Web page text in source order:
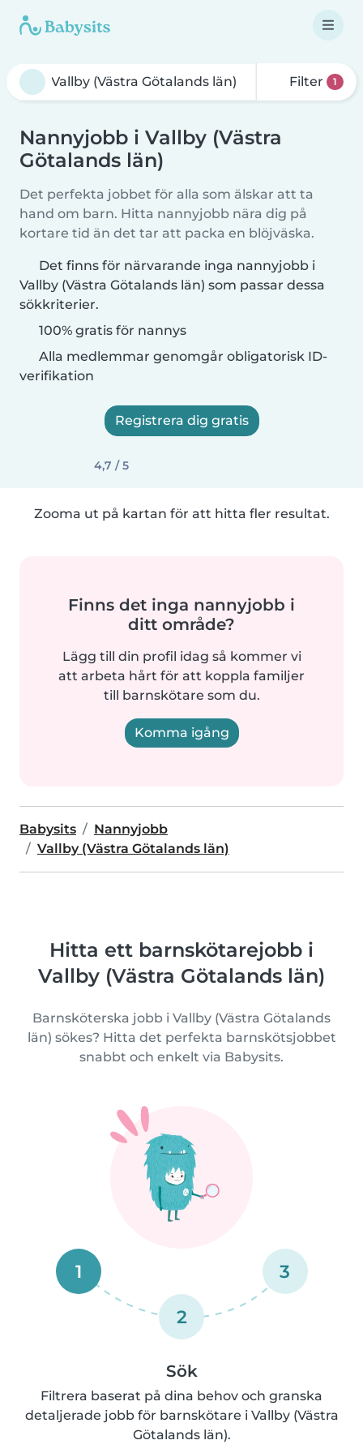
Filter 1
Nannyjobb i Vallby (Västra
Götalands län)
Det perfekta jobbet för alla som älskar att ta
hand om barn. Hitta nannyjobb nära dig på
kortare tid än det tar att packa en blöjväska.
Det finns för närvarande inga nannyjobb i
Vallby (Västra Götalands län) som passar dessa
sökkriterier.
100% gratis för nannys
Alla medlemmar genomgår obligatorisk ID-
verifikation
Registrera dig gratis
4,7 / 5
Zooma ut på kartan för att hitta fler resultat.
Finns det inga nannyjobb i
ditt område?
Lägg till din profil idag så kommer vi
att arbeta hårt för att koppla familjer
till barnskötare som du.
Komma igång
Babysits
Nannyjobb
Vallby (Västra Götalands län)
Hitta ett barnskötarejobb i
Vallby (Västra Götalands län)
Barnsköterska jobb i Vallby (Västra Götalands
län) sökes? Hitta det perfekta barnskötsjobbet
snabbt och enkelt via Babysits.
1
2
3
Sök
Filtrera baserat på dina behov och granska
detaljerade jobb för barnskötare i Vallby (Västra
Götalands län).